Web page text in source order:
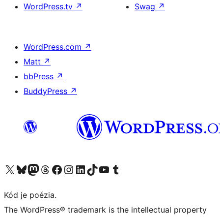
WordPress.tv ↗
Swag ↗
WordPress.com ↗
Matt ↗
bbPress ↗
BuddyPress ↗
Navštívte náš účet na X (predtým Twitter)
Navštívte náš účet na platforme Bluesky
Navštívte náš účet na Mastodone
Navštívte náš účet na platforme Threads
Navštívte našu stránku na Facebooku
Navštívte náš účet Instagram
Navštívte náš účet LinkedIn
Navštívte náš účet na platforme TikTok
Navštívte náš kanál YouTube
Navštívte náš účet na platforme Tumblr
Kód je poézia.
The WordPress® trademark is the intellectual property